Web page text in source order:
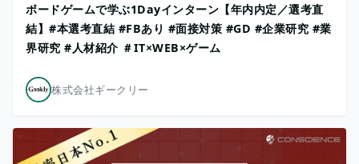
ボードゲームで学ぶ1Dayインターン【年内内定／選考直
結】#本選考直結 #FBあり #面接対策 #GD #企業研究 #業
界研究 #人材紹介 ＃IT×WEB×ゲーム
株式会社ギークリー